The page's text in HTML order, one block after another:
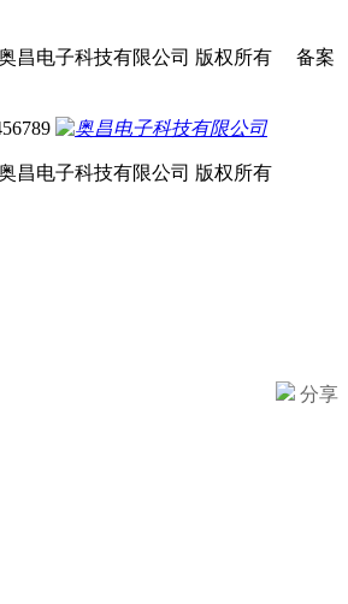
奥昌电子科技有限公司 版权所有 备案
昌电子科技有限公司 版权所有
分享